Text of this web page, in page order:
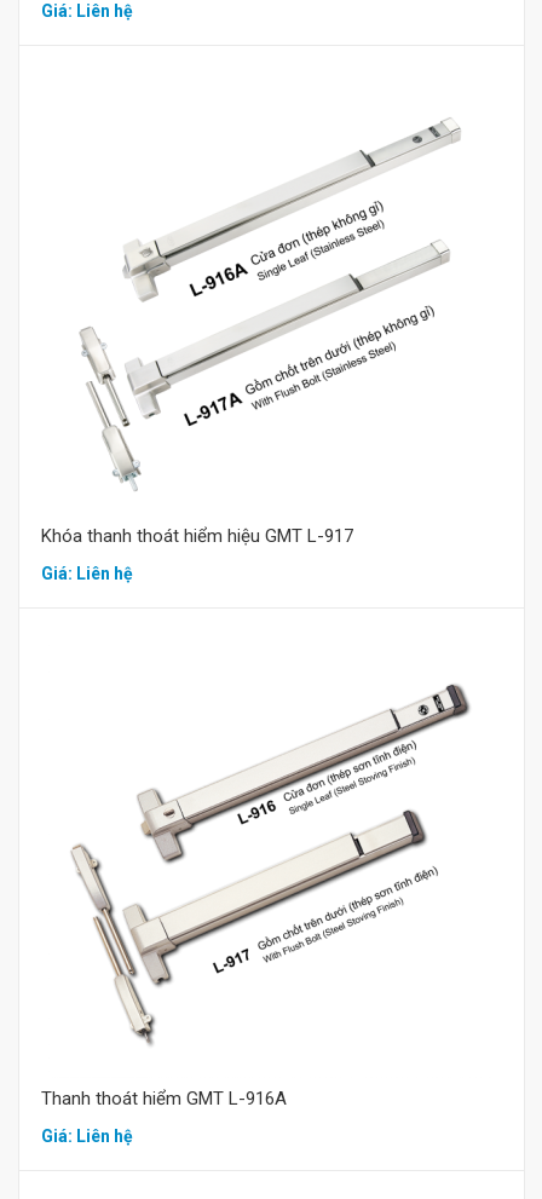
Giá: Liên hệ
Mua hàng
Khóa thanh thoát hiểm hiệu GMT L-917
Giá: Liên hệ
Mua hàng
Thanh thoát hiểm GMT L-916A
Giá: Liên hệ